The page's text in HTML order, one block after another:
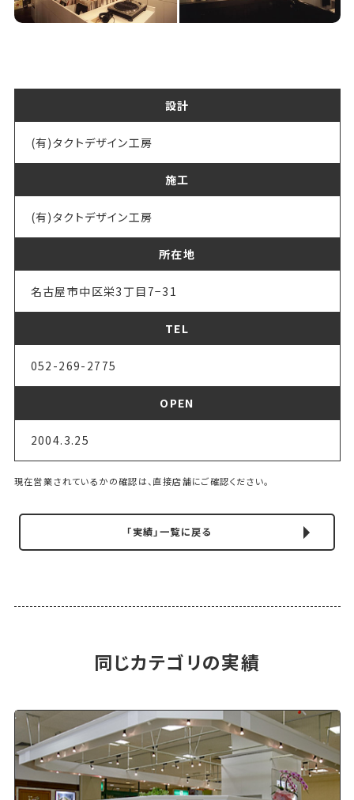
設計
(有)タクトデザイン工房
施工
(有)タクトデザイン工房
所在地
名古屋市中区栄3丁目7−31
TEL
052-269-2775
OPEN
2004.3.25
現在営業されているかの確認は、直接店舗にご確認ください。
「実績」一覧に戻る
同じカテゴリの実績